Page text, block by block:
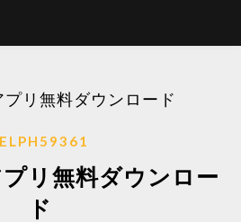
プリ無料ダウンロード
リ無料ダウンロー
ド